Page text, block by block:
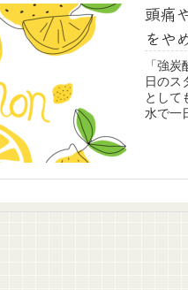
頭痛
をや
「強
日のス
として
水で一